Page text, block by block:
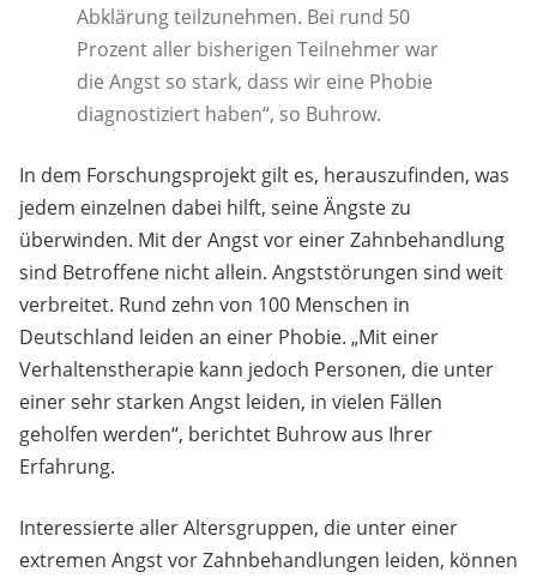
Abklärung teilzunehmen. Bei rund 50
Prozent aller bisherigen Teilnehmer war
die Angst so stark, dass wir eine Phobie
diagnostiziert haben“, so Buhrow.
In dem Forschungsprojekt gilt es, herauszufinden, was
jedem einzelnen dabei hilft, seine Ängste zu
überwinden. Mit der Angst vor einer Zahnbehandlung
sind Betroffene nicht allein. Angststörungen sind weit
verbreitet. Rund zehn von 100 Menschen in
Deutschland leiden an einer Phobie. „Mit einer
Verhaltenstherapie kann jedoch Personen, die unter
einer sehr starken Angst leiden, in vielen Fällen
geholfen werden“, berichtet Buhrow aus Ihrer
Erfahrung.
Interessierte aller Altersgruppen, die unter einer
extremen Angst vor Zahnbehandlungen leiden, können